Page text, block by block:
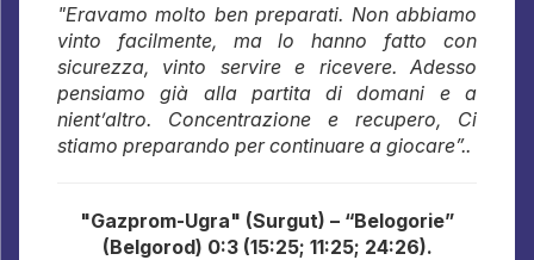
"Eravamo molto ben preparati. Non abbiamo
vinto facilmente, ma lo hanno fatto con
sicurezza, vinto servire e ricevere. Adesso
pensiamo già alla partita di domani e a
nient’altro. Concentrazione e recupero, Ci
stiamo preparando per continuare a giocare”..
"Gazprom-Ugra" (Surgut) – “Belogorie”
(Belgorod) 0:3 (15:25; 11:25; 24:26).